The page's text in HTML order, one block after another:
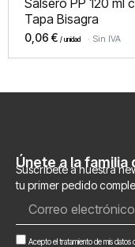
Salsero PP 120 ml
Tapa Bisagra
0,06 € Sin IVA
Únete a la familia
Suscríbete a nuestra
tu primer pedido
electrónico
Aceptación
Acepto el tratamiento de mis datos